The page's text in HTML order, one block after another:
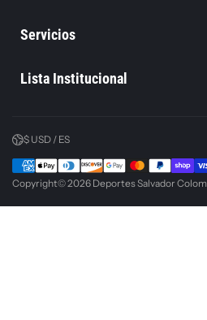
Servicios
Lista Institucional
$ USD / ES
Copyright© 2026 Deportes Salvador Colom